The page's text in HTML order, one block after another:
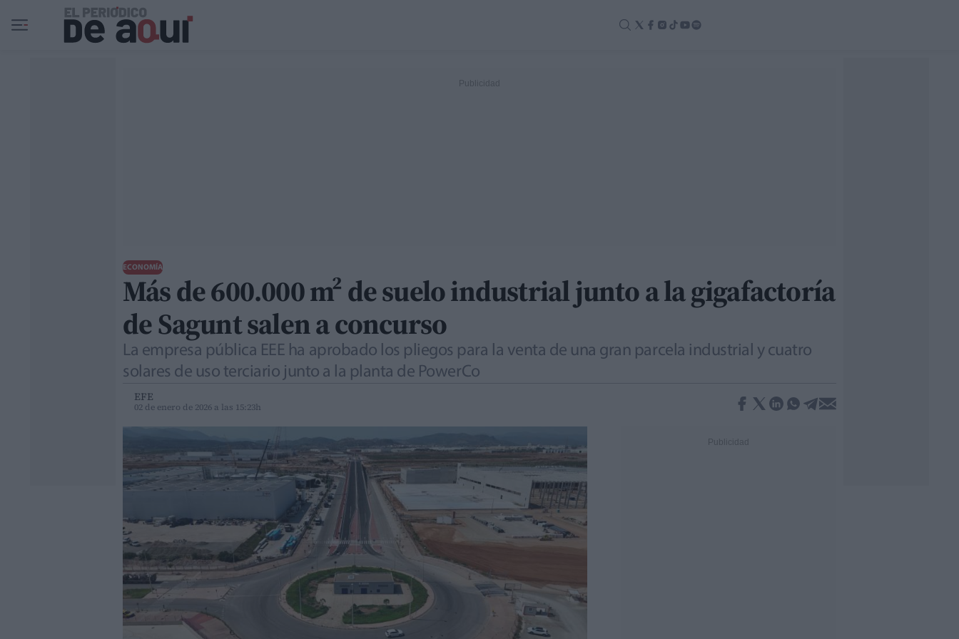
Ir al contenido principal
ECONOMÍA
Más de 600.000 m² de suelo industrial junto a la gigafactoría
de Sagunt salen a concurso
La empresa pública EEE ha aprobado los pliegos para la venta de una gran parcela industrial y cuatro
solares de uso terciario junto a la planta de PowerCo
EFE
02 de enero de 2026 a las 15:23h